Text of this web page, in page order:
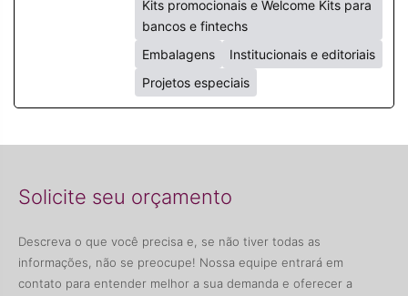
Kits promocionais e Welcome Kits para
bancos e fintechs
Embalagens
Institucionais e editoriais
Projetos especiais
Solicite seu orçamento
Descreva o que você precisa e, se não tiver todas as
informações, não se preocupe! Nossa equipe entrará em
contato para entender melhor a sua demanda e oferecer a